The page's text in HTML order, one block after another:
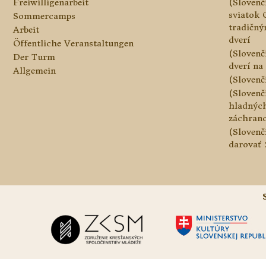
Freiwilligenarbeit
Sommercamps
Arbeit
Öffentliche Veranstaltungen
Der Turm
Allgemein
sviatok
dverí
dverí na
darovať